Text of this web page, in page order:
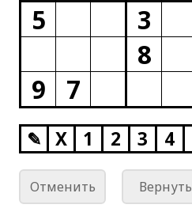
5
3
8
9
7
✎ X 1 2 3 4
Отменить Вернуть